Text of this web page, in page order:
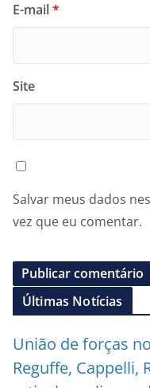
E-mail*
Site
Salvar meus dados
vez que eu comentar.
Últimas Notícias
União de forças
Reguffe, Cappelli,